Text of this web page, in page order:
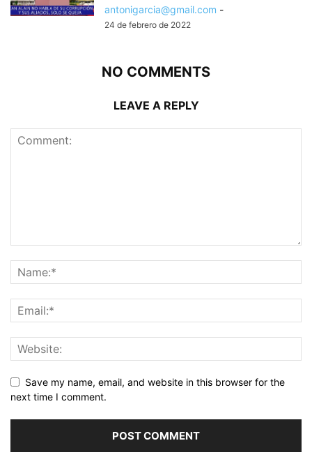
antonigarcia@gmail.com -
24 de febrero de 2022
NO COMMENTS
LEAVE A REPLY
Save my name, email, and website in this browser for the
next time I comment.